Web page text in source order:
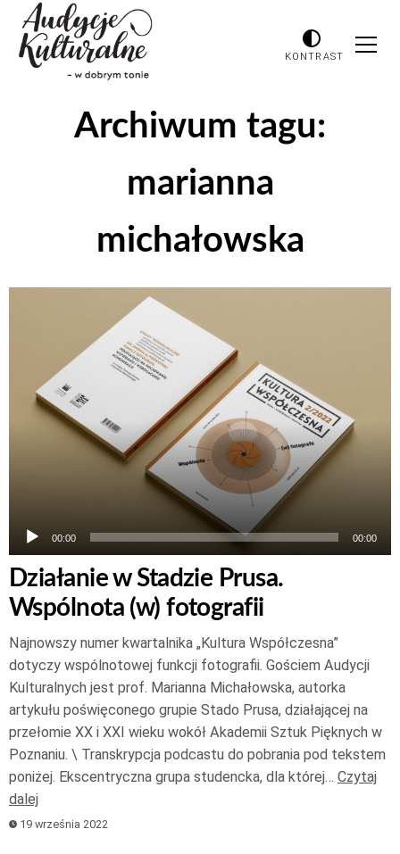
KONTRAST
Archiwum tagu:
marianna
michałowska
dźwiękowych
00:00 00:00
Działanie w Stadzie Prusa.
Wspólnota (w) fotografii
Najnowszy numer kwartalnika „Kultura Współczesna”
dotyczy wspólnotowej funkcji fotografii. Gościem Audycji
Kulturalnych jest prof. Marianna Michałowska, autorka
artykułu poświęconego grupie Stado Prusa, działającej na
przełomie XX i XXI wieku wokół Akademii Sztuk Pięknych w
Poznaniu. \ Transkrypcja podcastu do pobrania pod tekstem
poniżej. Ekscentryczna grupa studencka, dla której… Czytaj
dalej
19 września 2022